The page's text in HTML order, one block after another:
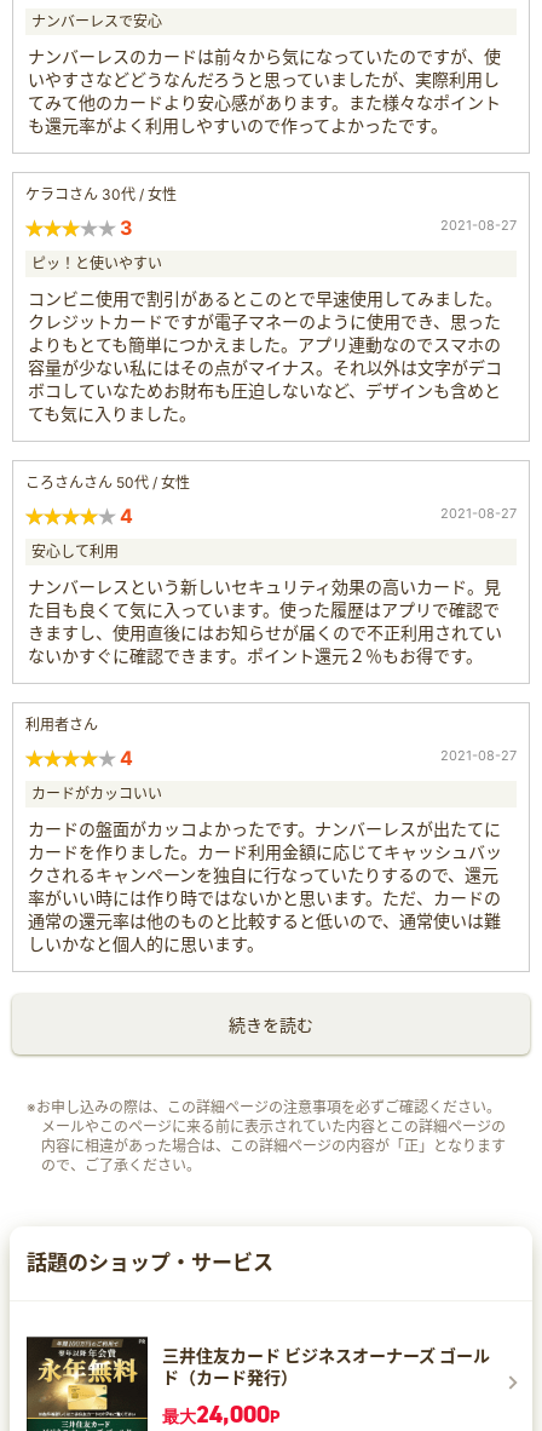
ナンバーレスで安心
ナンバーレスのカードは前々から気になっていたのですが、使
いやすさなどどうなんだろうと思っていましたが、実際利用し
てみて他のカードより安心感があります。また様々なポイント
も還元率がよく利用しやすいので作ってよかったです。
ケラコさん 30代 / 女性
3 2021-08-27
ピッ！と使いやすい
コンビニ使用で割引があるとこのとで早速使用してみました。
クレジットカードですが電子マネーのように使用でき、思った
よりもとても簡単につかえました。アプリ連動なのでスマホの
容量が少ない私にはその点がマイナス。それ以外は文字がデコ
ボコしていなためお財布も圧迫しないなど、デザインも含めと
ても気に入りました。
ころさんさん 50代 / 女性
4 2021-08-27
安心して利用
ナンバーレスという新しいセキュリティ効果の高いカード。見
た目も良くて気に入っています。使った履歴はアプリで確認で
きますし、使用直後にはお知らせが届くので不正利用されてい
ないかすぐに確認できます。ポイント還元２％もお得です。
利用者さん
4 2021-08-27
カードがカッコいい
カードの盤面がカッコよかったです。ナンバーレスが出たてに
カードを作りました。カード利用金額に応じてキャッシュバッ
クされるキャンペーンを独自に行なっていたりするので、還元
率がいい時には作り時ではないかと思います。ただ、カードの
通常の還元率は他のものと比較すると低いので、通常使いは難
しいかなと個人的に思います。
続きを読む
※お申し込みの際は、この詳細ページの注意事項を必ずご確認ください。
メールやこのページに来る前に表示されていた内容とこの詳細ページの
内容に相違があった場合は、この詳細ページの内容が「正」となります
ので、ご了承ください。
話題のショップ・サービス
三井住友カード ビジネスオーナーズ ゴール
ド（カード発行）
最大24,000P